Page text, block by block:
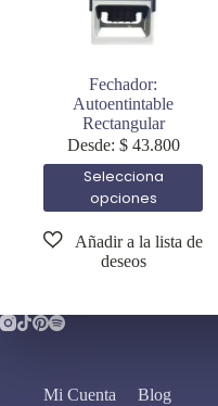
Fechador:
Autoentintable
Rectangular
Desde: $43.800
Selecciona
opciones
Mi Cuenta Blog